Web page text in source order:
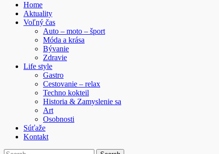
Home
Aktuality
Voľný čas
Auto – moto – šport
Móda a krása
Bývanie
Zdravie
Life style
Gastro
Cestovanie – relax
Techno kokteil
Historia & Zamyslenie sa
Art
Osobnosti
Súťaže
Kontakt